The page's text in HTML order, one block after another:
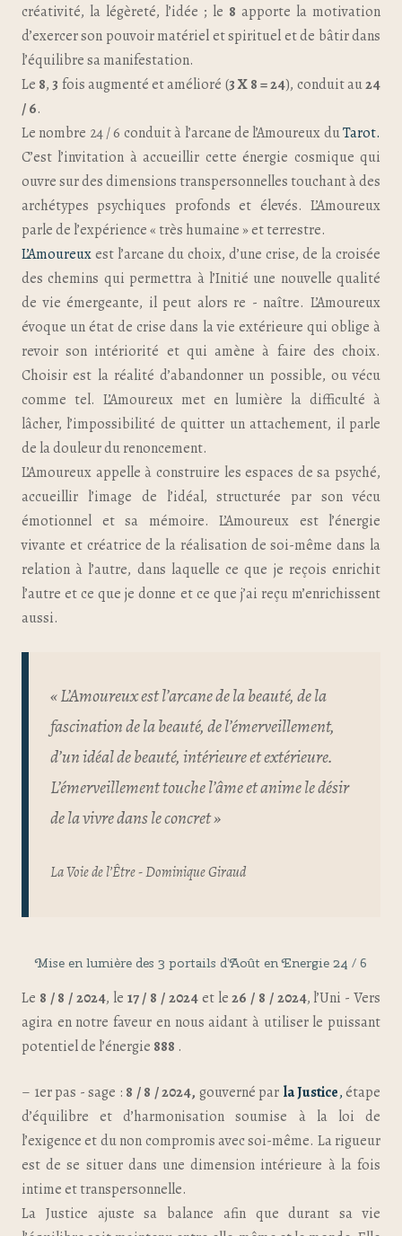
créativité, la légèreté, l’idée ; le 8 apporte la motivation
d’exercer son pouvoir matériel et spirituel et de bâtir dans
l’équilibre sa manifestation.
Le 8,3 fois augmenté et amélioré (3 X 8 = 24), conduit au24
/ 6.
Le nombre 24 / 6 conduit à l’arcane de l’Amoureux duTarot.
C’est l’invitation à accueillir cette énergie cosmique qui
ouvre sur des dimensions transpersonnelles touchant à des
archétypes psychiques profonds et élevés. L’Amoureux
parle de l’expérience « très humaine » et terrestre.
L’Amoureuxest l’arcane du choix, d’une crise, de la croisée
des chemins qui permettra à l’Initié une nouvelle qualité
de vie émergeante, il peut alors re - naître. L’Amoureux
évoque un état de crise dans la vie extérieure qui oblige à
revoir son intériorité et qui amène à faire des choix.
Choisir est la réalité d’abandonner un possible, ou vécu
comme tel. L’Amoureux met en lumière la difficulté à
lâcher, l’impossibilité de quitter un attachement, il parle
de la douleur du renoncement.
L’Amoureux appelle à construire les espaces de sa psyché,
accueillir l’image de l’idéal, structurée par son vécu
émotionnel et sa mémoire. L’Amoureux est l’énergie
vivante et créatrice de la réalisation de soi-même dans la
relation à l’autre, dans laquelle ce que je reçois enrichit
l’autre et ce que je donne et ce que j’ai reçu m’enrichissent
aussi.
« L’Amoureux est l’arcane de la beauté, de la
fascination de la beauté, de l’émerveillement,
d’un idéal de beauté, intérieure et extérieure.
L’émerveillement touche l’âme et anime le désir
de la vivre dans le concret »
La Voie de l’Être - Dominique Giraud
Mise en lumière des 3 portails d’Août en Energie 24 / 6
Le 8 / 8 / 2024, le 17 / 8 / 2024et le26 / 8 / 2024, l’Uni - Vers
agira en notre faveur en nous aidant à utiliser le puissant
potentiel de l’énergie 888 .
– 1er pas - sage : 8 / 8 / 2024, gouverné par la Justice,étape
d’équilibre et d’harmonisation soumise à la loi de
l’exigence et du non compromis avec soi-même. La rigueur
est de se situer dans une dimension intérieure à la fois
intime et transpersonnelle.
La Justice ajuste sa balance afin que durant sa vie